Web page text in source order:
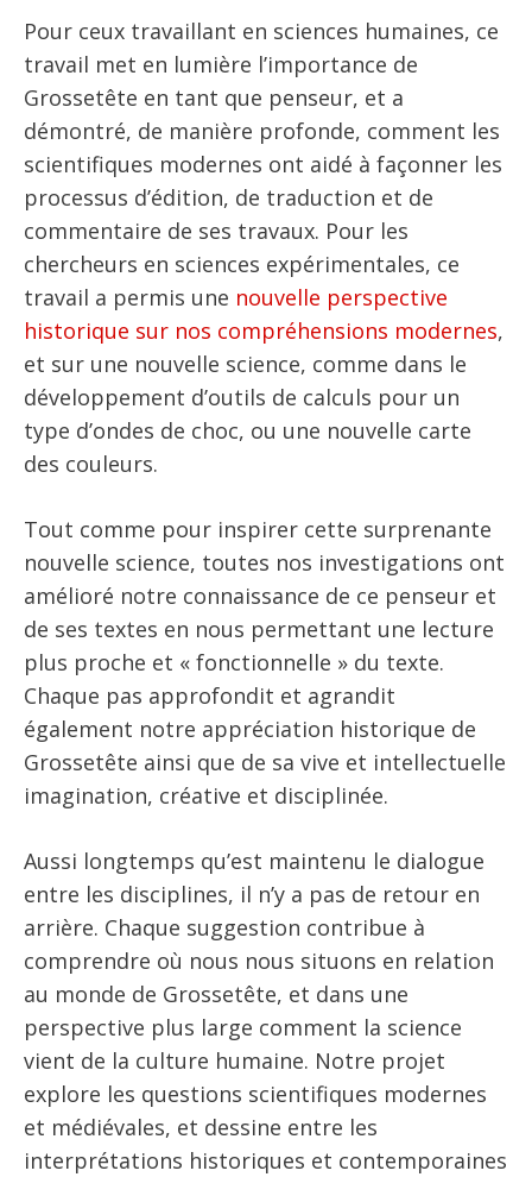
Pour ceux travaillant en sciences humaines, ce
travail met en lumière l’importance de
Grossetête en tant que penseur, et a
démontré, de manière profonde, comment les
scientifiques modernes ont aidé à façonner les
processus d’édition, de traduction et de
commentaire de ses travaux. Pour les
chercheurs en sciences expérimentales, ce
travail a permis une nouvelle perspective
historique sur nos compréhensions modernes,
et sur une nouvelle science, comme dans le
développement d’outils de calculs pour un
type d’ondes de choc, ou une nouvelle carte
des couleurs.
Tout comme pour inspirer cette surprenante
nouvelle science, toutes nos investigations ont
amélioré notre connaissance de ce penseur et
de ses textes en nous permettant une lecture
plus proche et « fonctionnelle » du texte.
Chaque pas approfondit et agrandit
également notre appréciation historique de
Grossetête ainsi que de sa vive et intellectuelle
imagination, créative et disciplinée.
Aussi longtemps qu’est maintenu le dialogue
entre les disciplines, il n’y a pas de retour en
arrière. Chaque suggestion contribue à
comprendre où nous nous situons en relation
au monde de Grossetête, et dans une
perspective plus large comment la science
vient de la culture humaine. Notre projet
explore les questions scientifiques modernes
et médiévales, et dessine entre les
interprétations historiques et contemporaines